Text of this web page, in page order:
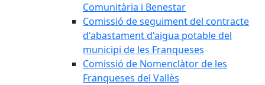
Comunitària i Benestar
Comissió de seguiment del contracte
d'abastament d'aigua potable del
municipi de les Franqueses
Comissió de Nomenclàtor de les
Franqueses del Vallès